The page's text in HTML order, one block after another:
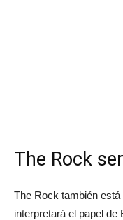
The Rock
The Rock también
interpretará el papel